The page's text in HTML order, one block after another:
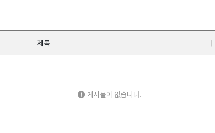
제목
게시물이 없습니다.